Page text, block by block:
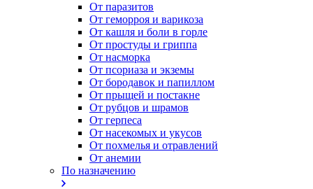
От паразитов
Oт геморроя и варикоза
От кашля и боли в горле
От простуды и гриппа
От насморка
Oт псориаза и экземы
От бородавок и папиллом
От прыщей и постакне
От рубцов и шрамов
От герпеса
От насекомых и укусов
От похмелья и отравлений
От анемии
По назначению